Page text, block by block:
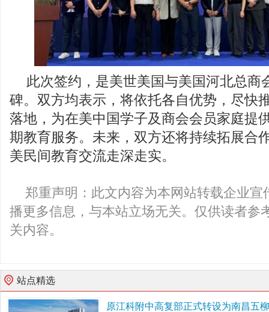
此次签约，是美世美国与美国河北总商
碑。双方均表示，将依托各自优势，尽快
落地，为在美中国学子及商会会员家庭提
期教育服务。未来，双方还将持续拓展合
美民间教育交流走深走实。
郑重声明：此文内容为本网站转载企业宣
播更多信息，与本站立场无关。仅供读者参
关内容。
站点精选
原江科附中高复部正式转设为南昌五